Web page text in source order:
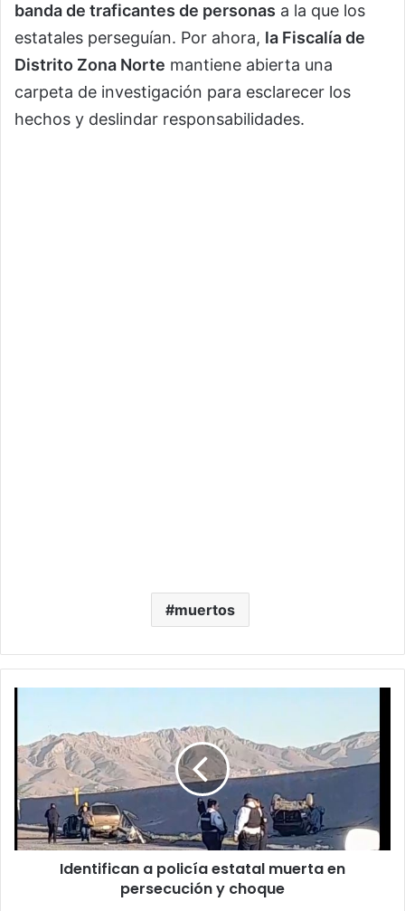
banda de traficantes de personas a la que los
estatales perseguían. Por ahora, la Fiscalía de
Distrito Zona Norte mantiene abierta una
carpeta de investigación para esclarecer los
hechos y deslindar responsabilidades.
muertos
policía
estatal
muerta
en
persecución
y
choque
Identifican a policía estatal muerta en
persecución y choque